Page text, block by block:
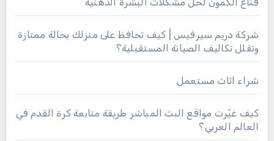
شركة دريم سيرفيس | كيف تحافظ على منزلك بحالة ممتازة
وتقلل تكاليف الصيانة المستقبلية؟
شراء اثاث مستعمل
كيف غيّرت مواقع البث المباشر طريقة متابعة كرة القدم في
العالم العربي؟